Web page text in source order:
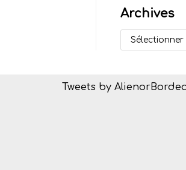
Archives
Tweets by